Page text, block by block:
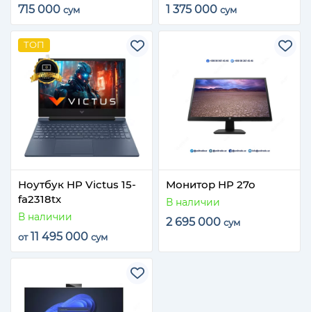
715 000 сум 1 375 000 сум
ТОП
Ноутбук HP Victus 15-
fa2318tx
В наличии
от11 495 000 сум
Монитор HP 27o
В наличии
2 695 000 сум